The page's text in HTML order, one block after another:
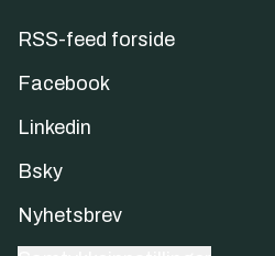
RSS-feed forside
Facebook
Linkedin
Bsky
Nyhetsbrev